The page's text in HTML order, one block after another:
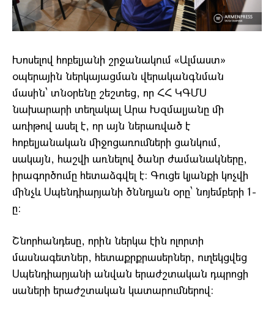
Խոսելով հոբելյանի շրջանակում «Ալմաստ»
օպերային ներկայացման վերականգնման
մասին՝ տնօրենը շեշտեց, որ ՀՀ ԿԳՄՍ
նախարարի տեղակալ Արա Խզմալյանը մի
առիթով ասել է, որ այն ներառված է
հոբելյանական միջոցառումների ցանկում,
սակայն, հաշվի առնելով ծանր ժամանակները,
իրագործումը հետաձգվել է: Գուցե կյանքի կոչվի
մինչև Սպենդիարյանի ծննդյան օրը՝ նոյեմբերի 1-
ը:
Շնորհանդեսը, որին ներկա էին ոլորտի
մասնագետներ, հետաքրքրասերներ, ուղեկցվեց
Սպենդիարյանի անվան երաժշտական դպրոցի
սաների երաժշտական կատարումներով: